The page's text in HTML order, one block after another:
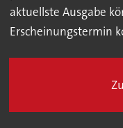
aktuellste Ausgabe
Erscheinungstermin